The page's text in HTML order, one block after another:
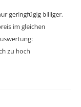
geringfügig billiger,
im gleichen
zu hoch